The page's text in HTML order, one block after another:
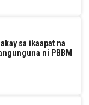
sa ikaapat na
ni PBBM